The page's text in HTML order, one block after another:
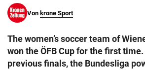
Von krone Sport
The women’s soccer team of
won the ÖFB Cup for the first
previous finals, the Bundesliga